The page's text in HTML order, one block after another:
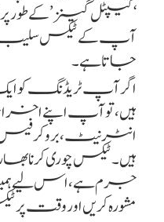
‘کیپٹل گینز’ کے طور
آپ کے ٹیکس سلیب
جاتا ہے۔
اگر آپ ٹریڈنگ کو
ہیں، تو آپ اپنے
انٹرنیٹ، بروکر
ہیں۔ ٹیکس چوری
مشورہ کریں اور وقت پر